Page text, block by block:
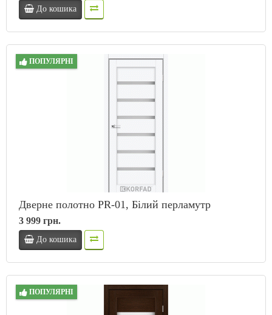
До кошика
ПОПУЛЯРНІ
Дверне полотно PR-01, Білий перламутр
3 999 грн.
До кошика
ПОПУЛЯРНІ